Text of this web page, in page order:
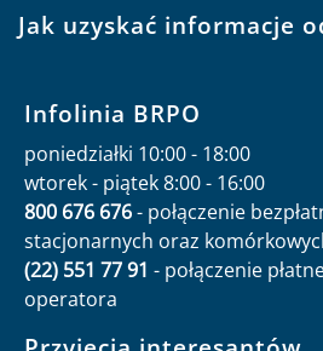
Jak uzyskać informacje
Infolinia BRPO
poniedziałki 10:00 - 18:00
wtorek - piątek 8:00 - 16:00
800 676 676- połączenie
stacjonarnych oraz
(22) 551 77 91 - połączenie
operatora